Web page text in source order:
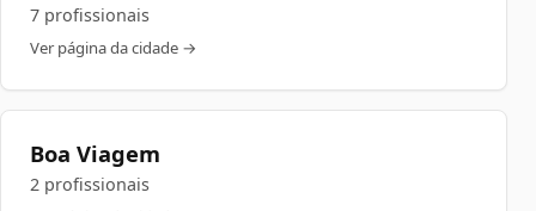
7 profissionais
Ver página da cidade →
Boa Viagem
2 profissionais